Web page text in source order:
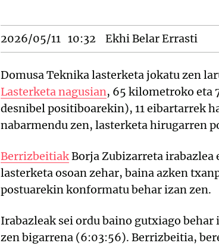
2026/05/11 10:32 Ekhi Belar Errasti
Domusa Teknika lasterketa jokatu zen
Lasterketa nagusian, 65 kilometroko eta
desnibel positiboarekin), 11 eibartarrek
nabarmendu zen, lasterketa hirugarren
BerrizbeitiakBorja Zubizarreta irabazlea
lasterketa osoan zehar, baina azken
postuarekin konformatu behar izan zen.
Irabazleak sei ordu baino gutxiago behar
zen bigarrena (6:03:56). Berrizbeitia,